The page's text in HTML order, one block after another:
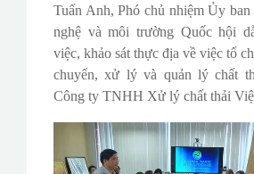
Tuấn Anh, Phó chủ nhiệm Ủy
nghệ và môi trường Quốc hội
việc, khảo sát thực địa về việc tổ
chuyển, xử lý và quản lý chất
Công ty TNHH Xử lý chất thải